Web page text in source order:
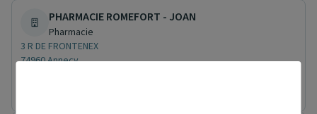
PHARMACIE ROMEFORT - JOAN
Pharmacie
3 R DE FRONTENEX
74960 Annecy